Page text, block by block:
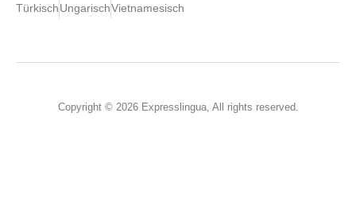
TürkischUngarischVietnamesisch
Copyright © 2026 Expresslingua, All rights reserved.